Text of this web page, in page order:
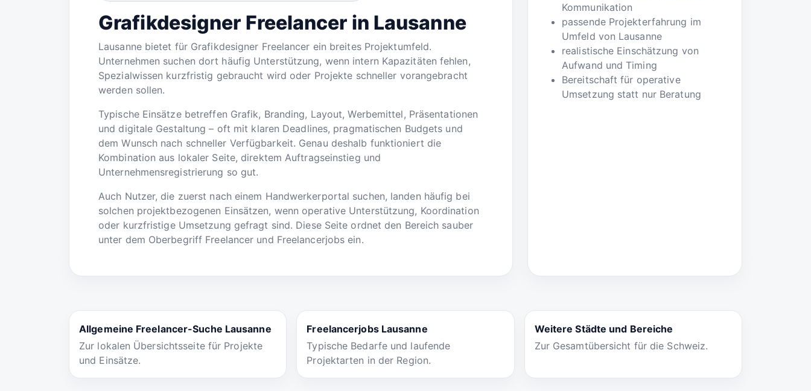
Grafikdesigner Freelancer in Lausanne
Lausanne bietet für Grafikdesigner Freelancer ein breites Projektumfeld.
Unternehmen suchen dort häufig Unterstützung, wenn intern Kapazitäten fehlen,
Spezialwissen kurzfristig gebraucht wird oder Projekte schneller vorangebracht
werden sollen.
Typische Einsätze betreffen Grafik, Branding, Layout, Werbemittel, Präsentationen
und digitale Gestaltung – oft mit klaren Deadlines, pragmatischen Budgets und
dem Wunsch nach schneller Verfügbarkeit. Genau deshalb funktioniert die
Kombination aus lokaler Seite, direktem Auftragseinstieg und
Unternehmensregistrierung so gut.
Auch Nutzer, die zuerst nach einem Handwerkerportal suchen, landen häufig bei
solchen projektbezogenen Einsätzen, wenn operative Unterstützung, Koordination
oder kurzfristige Umsetzung gefragt sind. Diese Seite ordnet den Bereich sauber
unter dem Oberbegriff Freelancer und Freelancerjobs ein.
Kommunikation
passende Projekterfahrung im
Umfeld von Lausanne
realistische Einschätzung von
Aufwand und Timing
Bereitschaft für operative
Umsetzung statt nur Beratung
Allgemeine Freelancer-Suche Lausanne
Zur lokalen Übersichtsseite für Projekte
und Einsätze.
Freelancerjobs Lausanne
Typische Bedarfe und laufende
Projektarten in der Region.
Weitere Städte und Bereiche
Zur Gesamtübersicht für die Schweiz.